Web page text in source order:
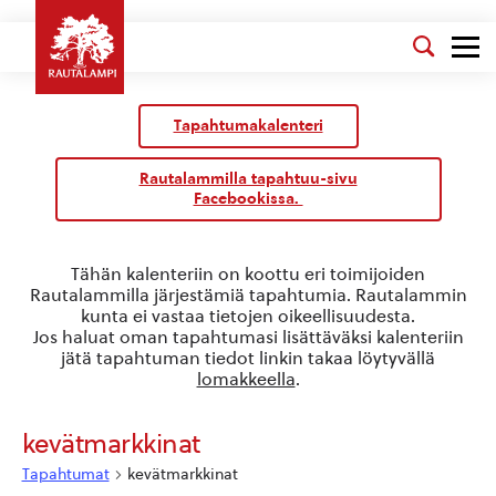
Tapahtumakalenteri
Rautalammilla tapahtuu-sivu
Facebookissa.
kevätmarkkinat
Tapahtumat kevätmarkkinat
Kalenteri
Tapahtumat
Tähän kalenteriin on koottu eri toimijoiden
Rautalammilla järjestämiä tapahtumia. Rautalammin
kunta ei vastaa tietojen oikeellisuudesta.
Jos haluat oman tapahtumasi lisättäväksi kalenteriin
jätä tapahtuman tiedot linkin takaa löytyvällä
lomakkeella.